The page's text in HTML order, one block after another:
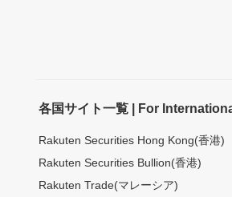
各国サイト一覧 | For
Rakuten Securities Hong Kong(香港)
Rakuten Securities Bullion(香港)
Rakuten Trade(マレーシア)